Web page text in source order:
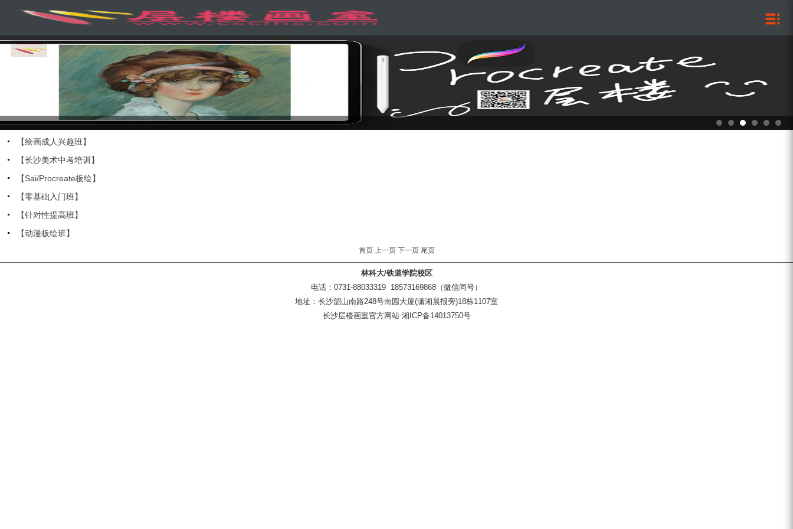
【绘画成人兴趣班】
【长沙美术中考培训】
【Sai/Procreate板绘】
【零基础入门班】
【针对性提高班】
【动漫板绘班】
首页 上一页 下一页 尾页
林科大/铁道学院校区
电话：0731-88033319 18573169868（微信同号）
地址：长沙韶山南路248号南园大厦(潇湘晨报旁)18栋1107室
长沙层楼画室官方网站 湘ICP备14013750号